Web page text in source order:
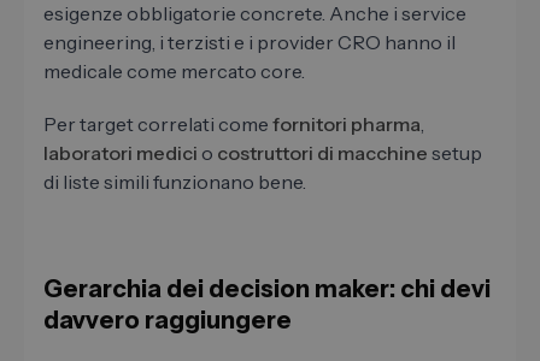
esigenze obbligatorie concrete. Anche i service
engineering, i terzisti e i provider CRO hanno il
medicale come mercato core.
Per target correlati come fornitori pharma,
laboratori medici o costruttori di macchine setup
di liste simili funzionano bene.
Gerarchia dei decision maker: chi devi
davvero raggiungere